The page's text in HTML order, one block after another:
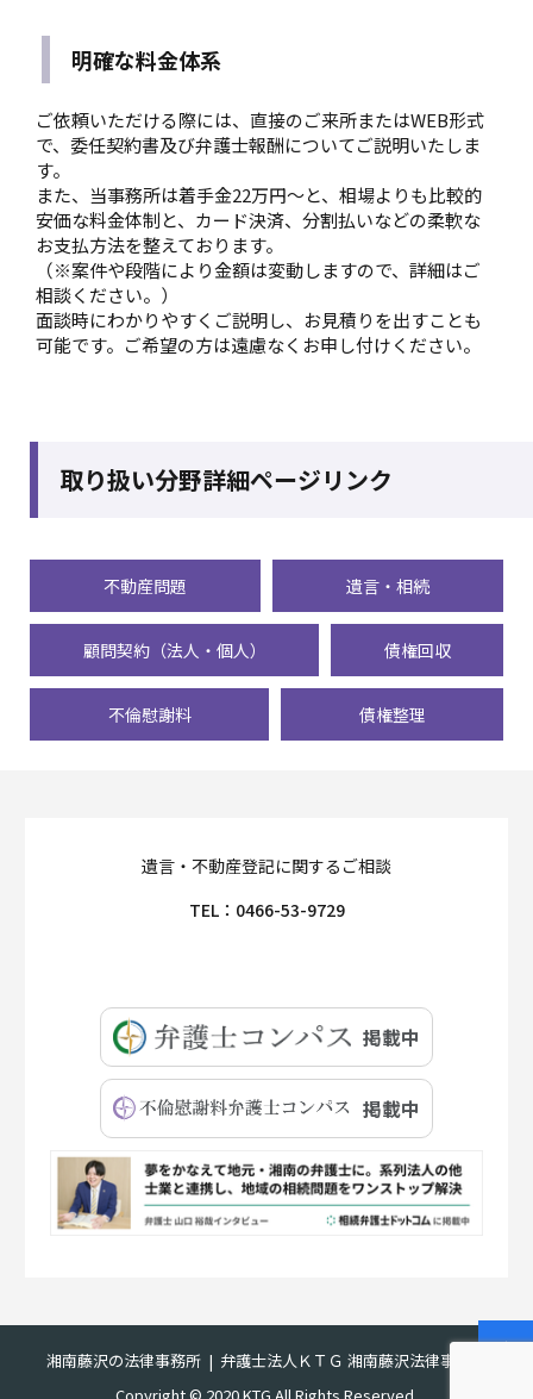
明確な料金体系
ご依頼いただける際には、直接のご来所またはWEB形式
で、委任契約書及び弁護士報酬についてご説明いたしま
す。
また、当事務所は着手金22万円〜と、相場よりも比較的
安価な料金体制と、カード決済、分割払いなどの柔軟な
お支払方法を整えております。
（※案件や段階により金額は変動しますので、詳細はご
相談ください。）
面談時にわかりやすくご説明し、お見積りを出すことも
可能です。ご希望の方は遠慮なくお申し付けください。
取り扱い分野詳細ページリンク
不動産問題 遺言・相続
顧問契約（法人・個人） 債権回収
不倫慰謝料 債権整理
遺言・不動産登記に関するご相談
TEL：0466-53-9729
掲載中
掲載中
湘南藤沢の法律事務所 | 弁護士法人ＫＴＧ 湘南藤沢法律事務所
Copyright © 2020 KTG All Rights Reserved.